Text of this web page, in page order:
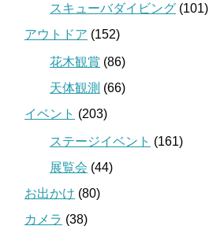
スキューバダイビング (101)
アウトドア (152)
花木観賞 (86)
天体観測 (66)
イベント (203)
ステージイベント (161)
展覧会 (44)
お出かけ (80)
カメラ (38)